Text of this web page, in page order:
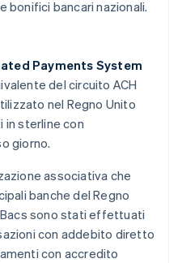
bancari nazionali.
Payments System
del circuito ACH
nel Regno Unito
in sterline con
giorno.
associativa che
banche del Regno
sono stati effettuati
con addebito diretto
con accredito